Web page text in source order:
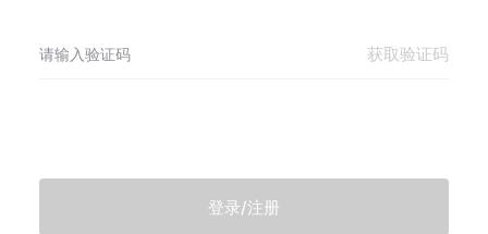
获取验证码
登录/注册